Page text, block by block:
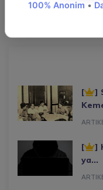
[
]
[
]
ya...
100% Anonim •